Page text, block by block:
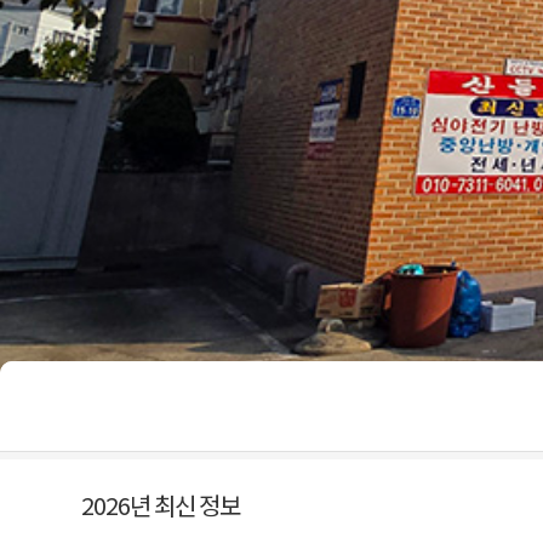
2026년 최신 정보